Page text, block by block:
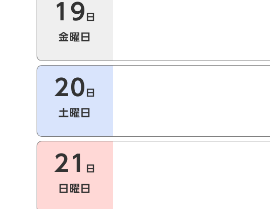
19 日
金曜日
20 日
土曜日
21 日
日曜日